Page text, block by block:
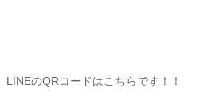
LINEのQRコードはこちらです！！